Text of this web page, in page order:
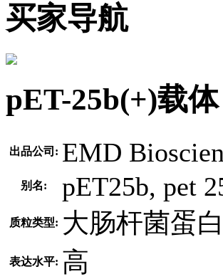
买家导航
pET-25b(+)载
出品公司: EMD
别名: pET25b, pet
质粒类型: 大肠杆菌蛋
表达水平: 高